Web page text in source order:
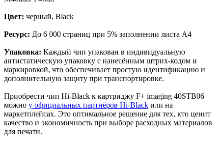
Цвет: черный, Black
Ресурс: До 6 000 страниц при 5% заполнении листа A4
Упаковка: Каждый чип упакован в индивидуальную
антистатическую упаковку с нанесённым штрих-кодом и
маркировкой, что обеспечивает простую идентификацию и
дополнительную защиту при транспортировке.
Приобрести чип Hi-Black к картриджу F+ imaging 40STB06
можно у официальных партнёров Hi-Black или на
маркетплейсах. Это оптимальное решение для тех, кто ценит
качество и экономичность при выборе расходных материалов
для печати.